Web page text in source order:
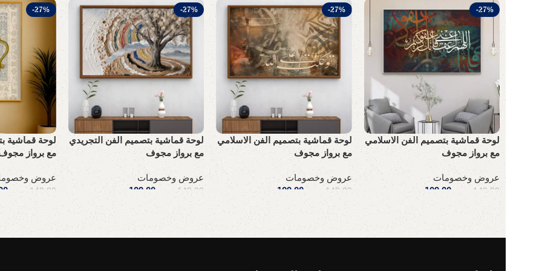
-27%
لوحة قماشية بتصميم الفن الاسلامي
مع برواز مجوف
عروض وخصومات
149,00 ر.س 109,00 ر.س
إضافة إلى السلة
-27%
لوحة قماشية بتصميم الفن الاسلامي
مع برواز مجوف
عروض وخصومات
149,00 ر.س 109,00 ر.س
إضافة إلى السلة
-27%
لوحة قماشية بتصميم الفن التجريدي
مع برواز مجوف
عروض وخصومات
149,00 ر.س 109,00 ر.س
إضافة إلى السلة
-27%
لوحة قماشية
مع برواز
عروض
149,00 ر.س
إضافة إلى السلة
Read More